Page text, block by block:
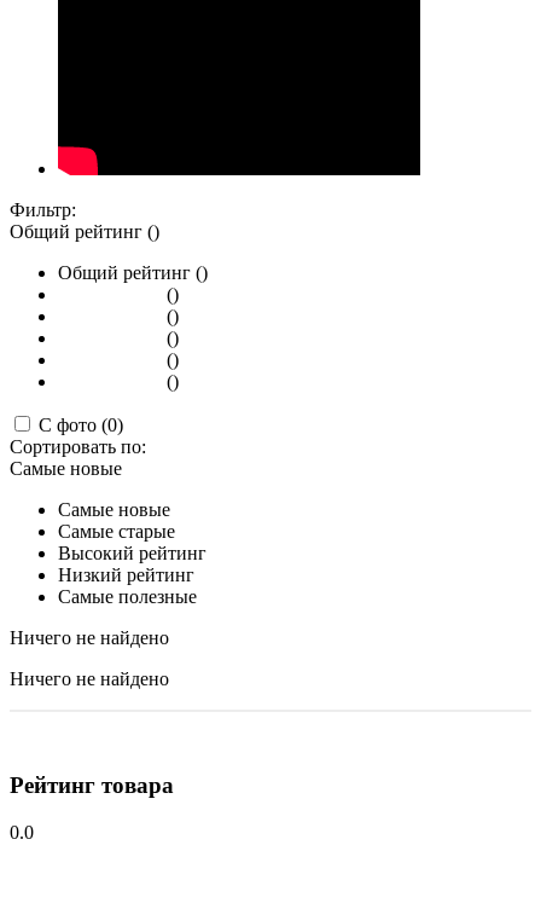
Фильтр:
Общий рейтинг ()
Общий рейтинг ()
()
()
()
()
()
С фото (0)
Сортировать по:
Самые новые
Самые новые
Самые старые
Высокий рейтинг
Низкий рейтинг
Самые полезные
Ничего не найдено
Ничего не найдено
Рейтинг товара
0.0